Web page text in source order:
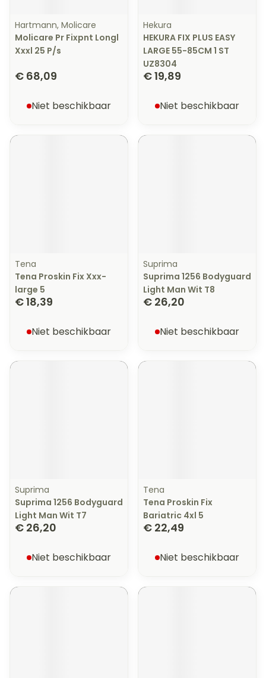
Hartmann, Molicare
Molicare Pr Fixpnt Longl
Xxxl 25 P/s
€ 68,09
Niet beschikbaar
Hekura
HEKURA FIX PLUS EASY
LARGE 55-85CM 1 ST
UZ8304
€ 19,89
Niet beschikbaar
Tena
Tena Proskin Fix Xxx-
large 5
€ 18,39
Niet beschikbaar
Suprima
Suprima 1256 Bodyguard
Light Man Wit T8
€ 26,20
Niet beschikbaar
Suprima
Suprima 1256 Bodyguard
Light Man Wit T7
€ 26,20
Niet beschikbaar
Tena
Tena Proskin Fix
Bariatric 4xl 5
€ 22,49
Niet beschikbaar